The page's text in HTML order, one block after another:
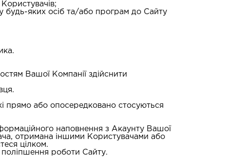
будь-яких осіб та/або програм до Сайту
Вашої Компанії здійснити
прямо або опосередковано стосуються
наповнення з Акаунту Вашої
отримана іншими Користувачами або
цілком.
поліпшення роботи Сайту.